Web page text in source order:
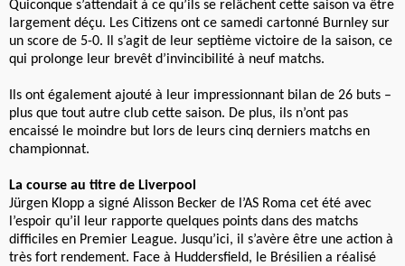
Quiconque s’attendait à ce qu’ils se relâchent cette saison va être
largement déçu. Les Citizens ont ce samedi cartonné Burnley sur
un score de 5-0. Il s’agit de leur septième victoire de la saison, ce
qui prolonge leur brevêt d’invincibilité à neuf matchs.
Ils ont également ajouté à leur impressionnant bilan de 26 buts –
plus que tout autre club cette saison. De plus, ils n’ont pas
encaissé le moindre but lors de leurs cinq derniers matchs en
championnat.
La course au titre de Liverpool
Jürgen Klopp a signé Alisson Becker de l’AS Roma cet été avec
l’espoir qu’il leur rapporte quelques points dans des matchs
difficiles en Premier League. Jusqu’ici, il s’avère être une action à
très fort rendement. Face à Huddersfield, le Brésilien a réalisé